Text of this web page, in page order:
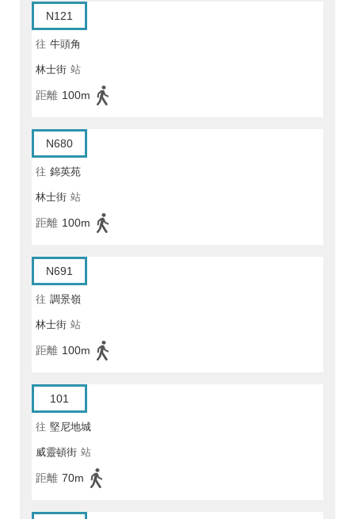
N121
往 牛頭角
林士街 站
距離 100m
N680
往 錦英苑
林士街 站
距離 100m
N691
往 調景嶺
林士街 站
距離 100m
101
往 堅尼地城
威靈頓街 站
距離 70m